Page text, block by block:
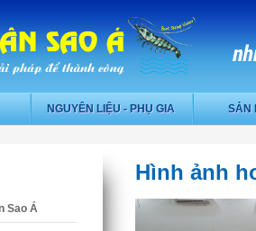
NGUYÊN LIỆU - PHỤ GIA SẢN
Sao Á
Hình ảnh